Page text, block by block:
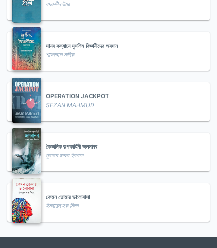
বদরুদ্দীন উমর
মানব কল্যানে মুসলিম বিজ্ঞানীদের অবদান
শাহ্জাহান মানিক
OPERATION JACKPOT
SEZAN MAHMUD
বৈজ্ঞানিক কল্পকাহিনী জলমানব
মুহম্মদ জাফর ইকবাল
কেমন তোমার ভালোবাসা
ইমদাদুল হক মিলন